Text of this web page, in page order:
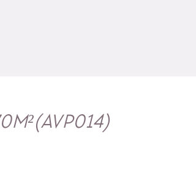
(AVP014)